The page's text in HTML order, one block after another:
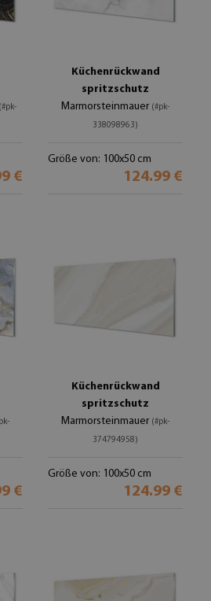
(#pk-
€
Küchenrückwand
spritzschutz
Marmorsteinmauer (#pk-
338098963)
Größe von: 100x50 cm
124.99 €
€
Küchenrückwand
spritzschutz
Marmorsteinmauer (#pk-
374794958)
Größe von: 100x50 cm
124.99 €